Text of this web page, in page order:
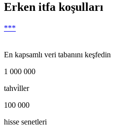
Erken itfa koşulları
***
En kapsamlı veri tabanını keşfedin
1 000 000
tahvi̇ller
100 000
hisse senetleri